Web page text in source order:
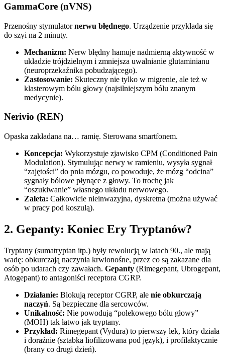
GammaCore (nVNS)
Przenośny stymulatornerwu błędnego. Urządzenie przykłada się
do szyi na 2 minuty.
Mechanizm: Nerw błędny hamuje nadmierną aktywność w
układzie trójdzielnym i zmniejsza uwalnianie glutaminianu
(neuroprzekaźnika pobudzającego).
Zastosowanie: Skuteczny nie tylko w migrenie, ale też w
klasterowym bólu głowy (najsilniejszym bólu znanym
medycynie).
Nerivio (REN)
Opaska zakładana na… ramię. Sterowana smartfonem.
Koncepcja: Wykorzystuje zjawisko CPM (Conditioned Pain
Modulation). Stymulując nerwy w ramieniu, wysyła sygnał
“zajętości” do pnia mózgu, co powoduje, że mózg “odcina”
sygnały bólowe płynące z głowy. To trochę jak
“oszukiwanie” własnego układu nerwowego.
Zaleta: Całkowicie nieinwazyjna, dyskretna (można używać
w pracy pod koszulą).
2. Gepanty: Koniec Ery Tryptanów?
Tryptany (sumatryptan itp.) były rewolucją w latach 90., ale mają
wadę: obkurczają naczynia krwionośne, przez co są zakazane dla
osób po udarach czy zawałach. Gepanty (Rimegepant, Ubrogepant,
Atogepant) to antagoniści receptora CGRP.
Działanie: Blokują receptor CGRP, ale nie obkurczają
naczyń. Są bezpieczne dla sercowców.
Unikalność: Nie powodują “polekowego bólu głowy”
(MOH) tak łatwo jak tryptany.
Przykład: Rimegepant (Vydura) to pierwszy lek, który działa
i doraźnie (sztabka liofilizowana pod język), i profilaktycznie
(brany co drugi dzień).